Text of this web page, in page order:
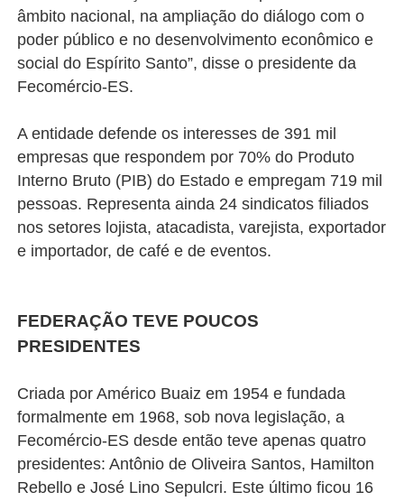
âmbito nacional, na ampliação do diálogo com o
poder público e no desenvolvimento econômico e
social do Espírito Santo”, disse o presidente da
Fecomércio-ES.
A entidade defende os interesses de 391 mil
empresas que respondem por 70% do Produto
Interno Bruto (PIB) do Estado e empregam 719 mil
pessoas. Representa ainda 24 sindicatos filiados
nos setores lojista, atacadista, varejista, exportador
e importador, de café e de eventos.
FEDERAÇÃO TEVE POUCOS
PRESIDENTES
Criada por Américo Buaiz em 1954 e fundada
formalmente em 1968, sob nova legislação, a
Fecomércio-ES desde então teve apenas quatro
presidentes: Antônio de Oliveira Santos, Hamilton
Rebello e José Lino Sepulcri. Este último ficou 16